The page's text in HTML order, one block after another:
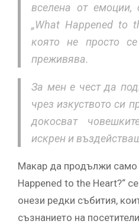
вселена от емоции,
„What Happened to
която не просто
преживява.
За мен е чест да
чрез изкуството си
докосват
искрен и
Макар да продължи само
Happened to the Heart?“
онези редки събития,
съзнанието на